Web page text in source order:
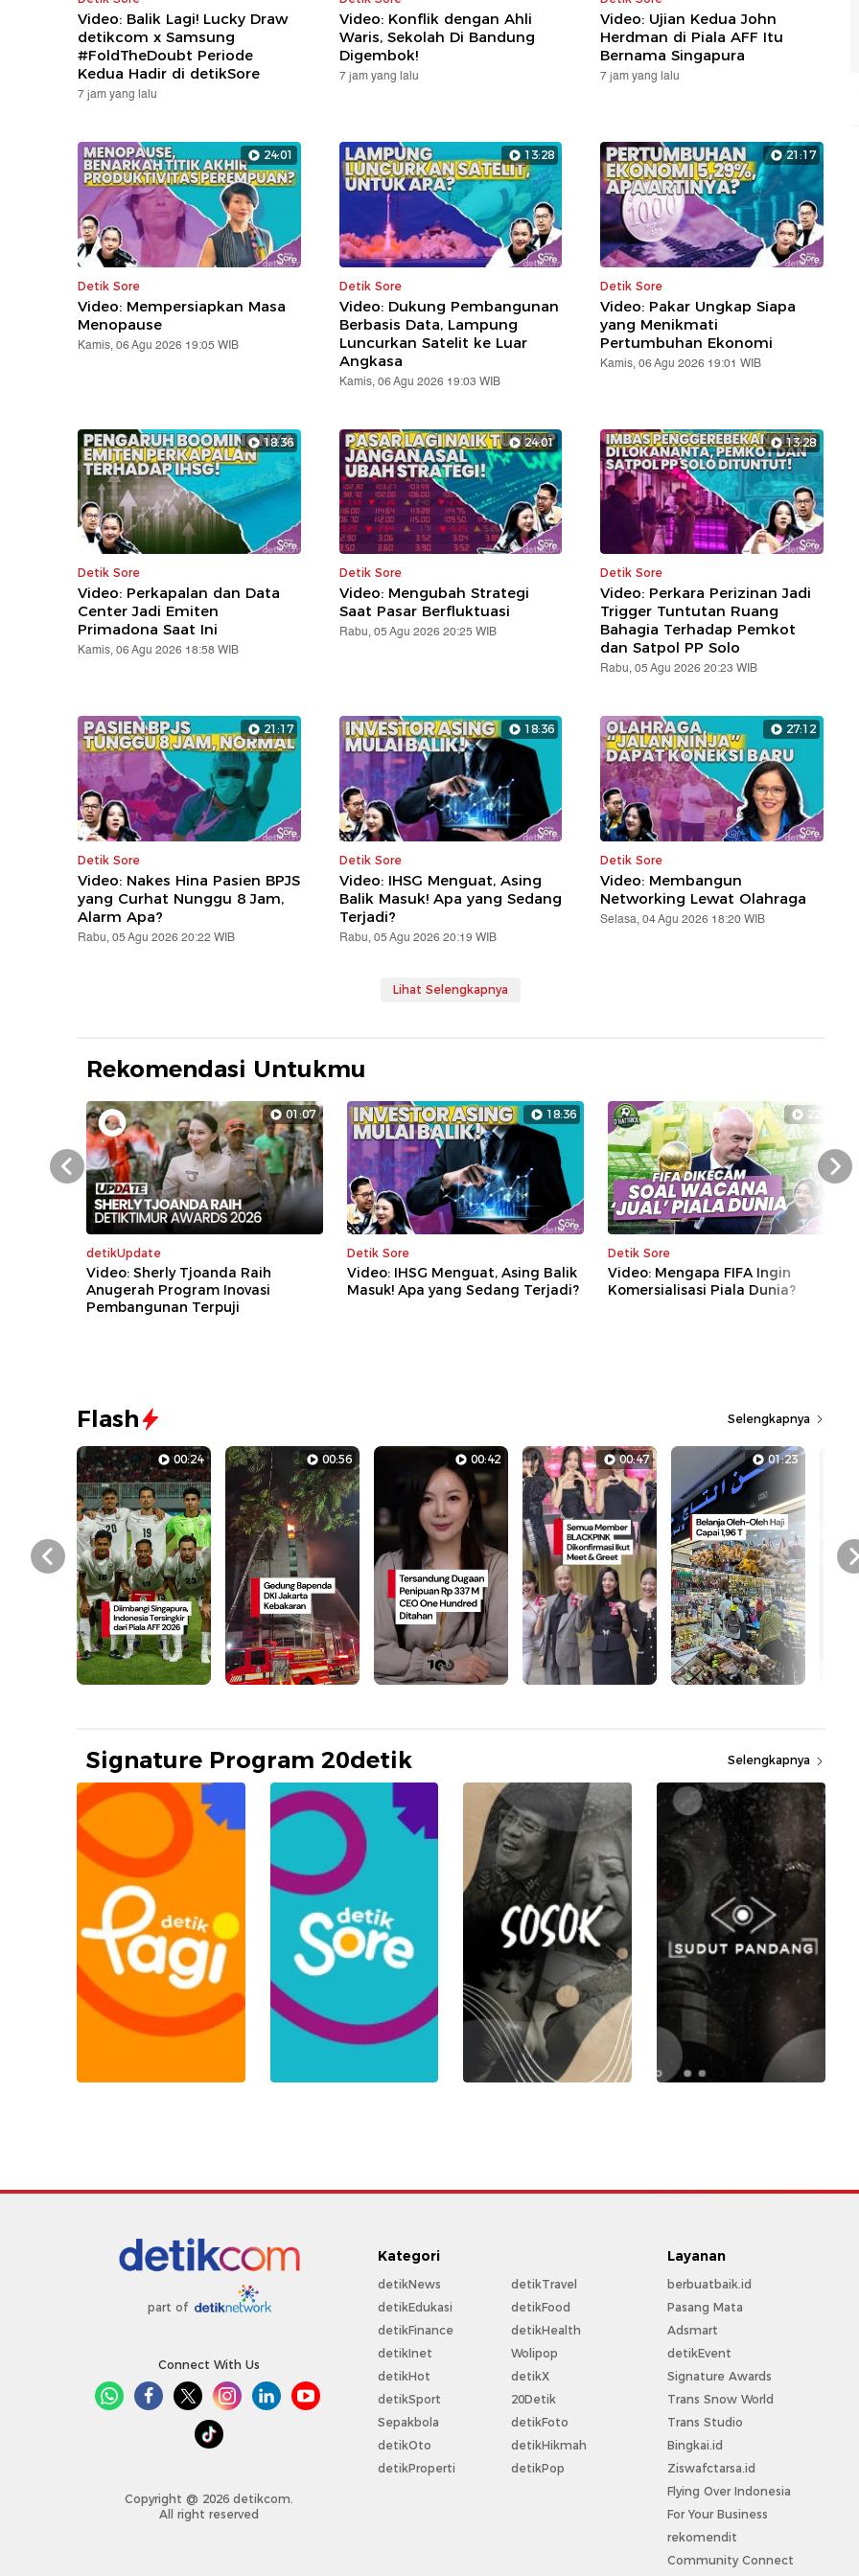
Video: Balik Lagi! Lucky Draw
detikcom x Samsung
#FoldTheDoubt Periode
Kedua Hadir di detikSore
7 jam yang lalu
Video: Konflik dengan Ahli
Waris, Sekolah Di Bandung
Digembok!
7 jam yang lalu
Video: Ujian Kedua John
Herdman di Piala AFF Itu
Bernama Singapura
7 jam yang lalu
24:01
Detik Sore
Video: Mempersiapkan Masa
Menopause
Kamis, 06 Agu 2026 19:05 WIB
13:28
Detik Sore
Video: Dukung Pembangunan
Berbasis Data, Lampung
Luncurkan Satelit ke Luar
Angkasa
Kamis, 06 Agu 2026 19:03 WIB
21:17
Detik Sore
Video: Pakar Ungkap Siapa
yang Menikmati
Pertumbuhan Ekonomi
Kamis, 06 Agu 2026 19:01 WIB
18:36
Detik Sore
Video: Perkapalan dan Data
Center Jadi Emiten
Primadona Saat Ini
Kamis, 06 Agu 2026 18:58 WIB
24:01
Detik Sore
Video: Mengubah Strategi
Saat Pasar Berfluktuasi
Rabu, 05 Agu 2026 20:25 WIB
13:28
Detik Sore
Video: Perkara Perizinan Jadi
Trigger Tuntutan Ruang
Bahagia Terhadap Pemkot
dan Satpol PP Solo
Rabu, 05 Agu 2026 20:23 WIB
21:17
Detik Sore
Video: Nakes Hina Pasien BPJS
yang Curhat Nunggu 8 Jam,
Alarm Apa?
Rabu, 05 Agu 2026 20:22 WIB
18:36
Detik Sore
Video: IHSG Menguat, Asing
Balik Masuk! Apa yang Sedang
Terjadi?
Rabu, 05 Agu 2026 20:19 WIB
27:12
Detik Sore
Video: Membangun
Networking Lewat Olahraga
Selasa, 04 Agu 2026 18:20 WIB
Lihat Selengkapnya
Rekomendasi Untukmu
01:07
detikUpdate
Video: Sherly Tjoanda Raih
Anugerah Program Inovasi
Pembangunan Terpuji
18:36
Detik Sore
Video: IHSG Menguat, Asing Balik
Masuk! Apa yang Sedang Terjadi?
22:14
Detik Sore
Video: Mengapa FIFA Ingin
Komersialisasi Piala Dunia?
Prev Next
Flash Selengkapnya
00:24 00:56 00:42 00:47 01:23
Prev
Signature Program 20detik Selengkapnya
part of
Connect With Us
Copyright @ 2026 detikcom.
All right reserved
Kategori
detikNews
detikEdukasi
detikFinance
detikInet
detikHot
detikSport
Sepakbola
detikOto
detikProperti
detikTravel
detikFood
detikHealth
Wolipop
detikX
20Detik
detikFoto
detikHikmah
detikPop
Layanan
berbuatbaik.id
Pasang Mata
Adsmart
detikEvent
Signature Awards
Trans Snow World
Trans Studio
Bingkai.id
Ziswafctarsa.id
Flying Over Indonesia
For Your Business
rekomendit
Community Connect